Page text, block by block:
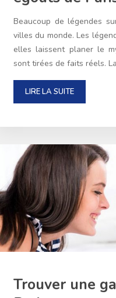
Beaucoup de légendes
villes du monde. Les
elles laissent planer le
sont tirées de faits réels.
LIRE LA SUITE
Trouver une